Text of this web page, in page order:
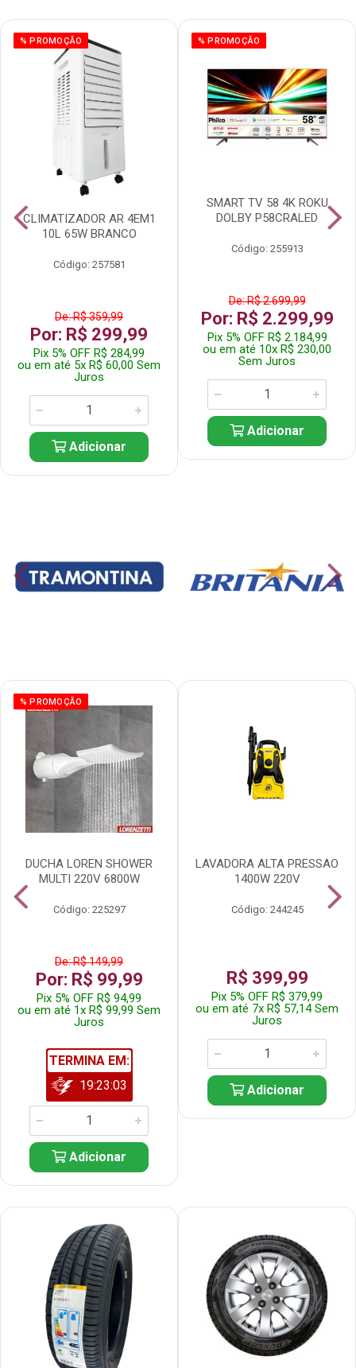
% PROMOÇÃO
CLIMATIZADOR AR 4EM1
10L 65W BRANCO
Código: 257581
De: R$ 359,99
Por: R$ 299,99
Pix 5% OFF R$ 284,99
ou em até 5x R$ 60,00 Sem
Juros
Adicionar
% PROMOÇÃO
SMART TV 58 4K ROKU
DOLBY P58CRALED
Código: 255913
De: R$ 2.699,99
Por: R$ 2.299,99
Pix 5% OFF R$ 2.184,99
ou em até 10x R$ 230,00
Sem Juros
Adicionar
% PROMOÇÃO
DUCHA LOREN SHOWER
MULTI 220V 6800W
Código: 225297
De: R$ 149,99
Por: R$ 99,99
Pix 5% OFF R$ 94,99
ou em até 1x R$ 99,99 Sem
Juros
Adicionar
TERMINA EM:
19:23:02
LAVADORA ALTA PRESSAO
1400W 220V
Código: 244245
R$ 399,99
Pix 5% OFF R$ 379,99
ou em até 7x R$ 57,14 Sem
Juros
Adicionar